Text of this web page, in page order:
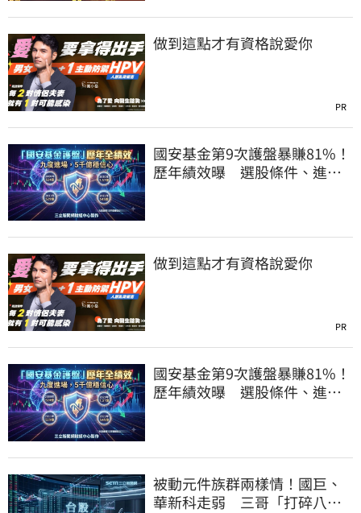
做到這點才有資格說愛你
PR
國安基金第9次護盤暴賺81%！
歷年績效曝 選股條件、進場
做到這點才有資格說愛你
PR
國安基金第9次護盤暴賺81%！
歷年績效曝 選股條件、進場
被動元件族群兩樣情！國巨、
華新科走弱 三哥「打碎八卦